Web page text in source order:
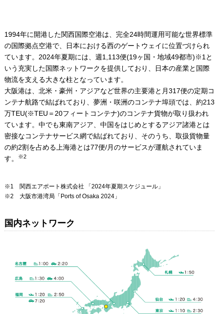
1994年に開港した関西国際空港は、完全24時間運用可能な世界標準
の国際拠点空港で、日本における西のゲートウェイに位置づけられ
ています。2024年夏期には、週1,113便(19ヶ国・地域49都市)※1と
いう充実した国際ネットワークを提供しており、日本の産業と国際
物流を支える大きな柱となっています。
大阪港は、北米・豪州・アジアなど世界の主要港と月317便の定期コ
ンテナ航路で結ばれており、夢洲・咲洲のコンテナ埠頭では、約213
万TEU(※TEU＝20フィートコンテナ)のコンテナ貨物が取り扱われ
ています。中でも東南アジア、中国をはじめとするアジア諸港とは
密接なコンテナサービス網で結ばれており、そのうち、取扱貨物量
の約2割を占める上海港とは77便/月のサービスが運航されていま
す。
※2
※1 関西エアポート株式会社 「2024年夏期スケジュール」
※2 大阪市港湾局「Ports of Osaka 2024」
国内ネットワーク